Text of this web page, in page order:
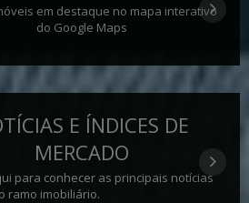
em destaque no mapa interativo
do Google Maps
E ÍNDICES DE
MERCADO
para conhecer as principais notícias
ramo imobiliário.